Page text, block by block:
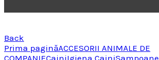
Back
Prima paginăACCESORII ANIMALE DE
COMPANIECainiIgiena CainiSampoane